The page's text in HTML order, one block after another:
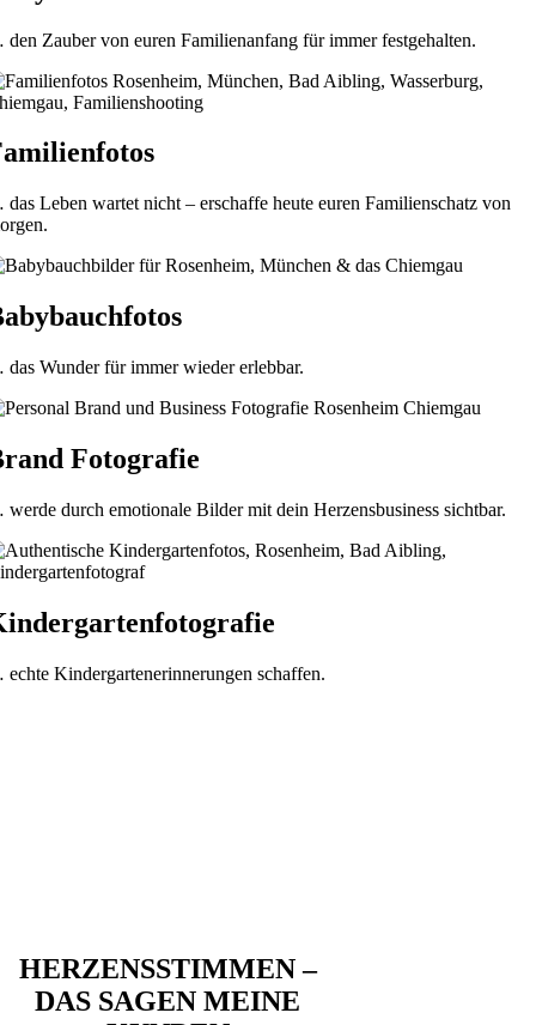
Zauber von euren Familienanfang für immer festgehalten.
Leben wartet nicht – erschaffe heute euren Familienschatz von
Wunder für immer wieder erlebbar.
Fotografie
durch emotionale Bilder mit dein Herzensbusiness sichtbar.
Kindergartenerinnerungen schaffen.
HERZENSSTIMMEN –
DAS SAGEN MEINE